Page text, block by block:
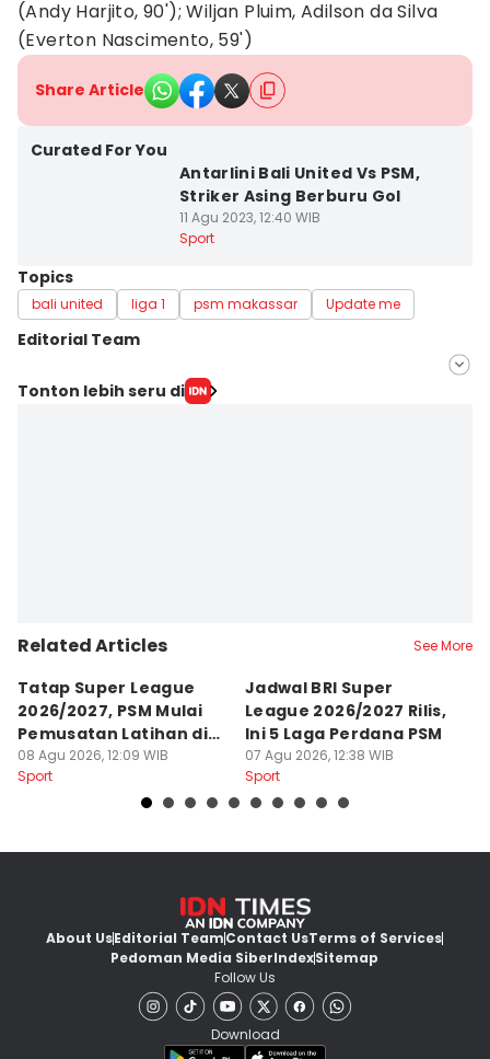
(Andy Harjito, 90'); Wiljan Pluim, Adilson da Silva
(Everton Nascimento, 59')
Share Article
Curated For You
Antarlini Bali United Vs PSM,
Striker Asing Berburu Gol
11 Agu 2023, 12:40 WIB
Sport
Topics
bali united liga 1 psm makassar Update me
Editorial Team
Editor
Tonton lebih seru di
Related Articles See More
Tatap Super League
2026/2027, PSM Mulai
Pemusatan Latihan di
Jogja
08 Agu 2026, 12:09 WIB
Sport
Jadwal BRI Super
League 2026/2027 Rilis,
Ini 5 Laga Perdana PSM
07 Agu 2026, 12:38 WIB
Sport
About UsEditorial TeamContact UsTerms of Services
Pedoman Media SiberIndexSitemap
Follow Us
Download